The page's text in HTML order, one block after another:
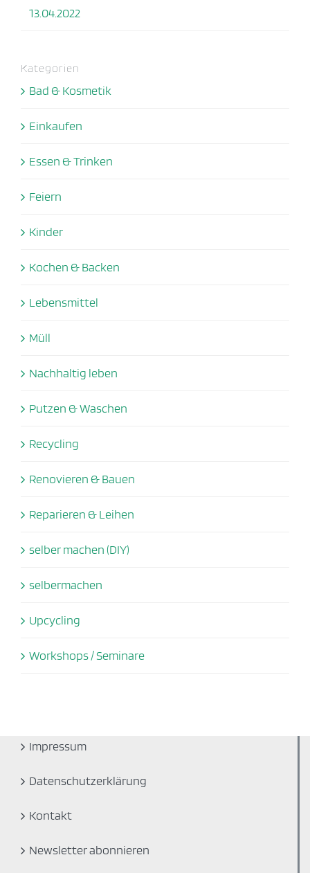
13.04.2022
Kategorien
Bad & Kosmetik
Einkaufen
Essen & Trinken
Feiern
Kinder
Kochen & Backen
Lebensmittel
Müll
Nachhaltig leben
Putzen & Waschen
Recycling
Renovieren & Bauen
Reparieren & Leihen
selber machen (DIY)
selbermachen
Upcycling
Workshops / Seminare
Impressum
Datenschutzerklärung
Kontakt
Newsletter abonnieren